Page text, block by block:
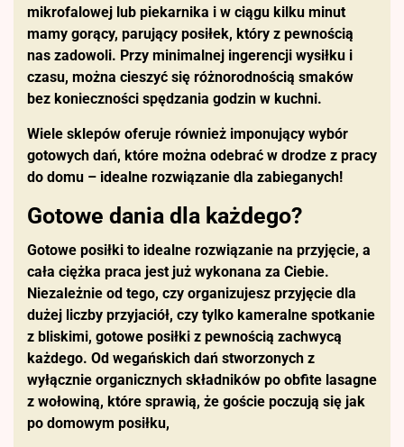
mikrofalowej lub piekarnika i w ciągu kilku minut
mamy gorący, parujący posiłek, który z pewnością
nas zadowoli. Przy minimalnej ingerencji wysiłku i
czasu, można cieszyć się różnorodnością smaków
bez konieczności spędzania godzin w kuchni.
Wiele sklepów oferuje również imponujący wybór
gotowych dań, które można odebrać w drodze z pracy
do domu – idealne rozwiązanie dla zabieganych!
Gotowe dania dla każdego?
Gotowe posiłki to idealne rozwiązanie na przyjęcie, a
cała ciężka praca jest już wykonana za Ciebie.
Niezależnie od tego, czy organizujesz przyjęcie dla
dużej liczby przyjaciół, czy tylko kameralne spotkanie
z bliskimi, gotowe posiłki z pewnością zachwycą
każdego. Od wegańskich dań stworzonych z
wyłącznie organicznych składników po obfite lasagne
z wołowiną, które sprawią, że goście poczują się jak
po domowym posiłku,